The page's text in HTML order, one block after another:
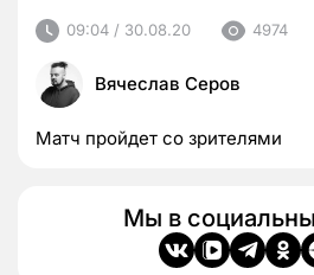
09:04 / 30.08.20 4974
Вячеслав Серов
Матч пройдет со зрителями
Мы в